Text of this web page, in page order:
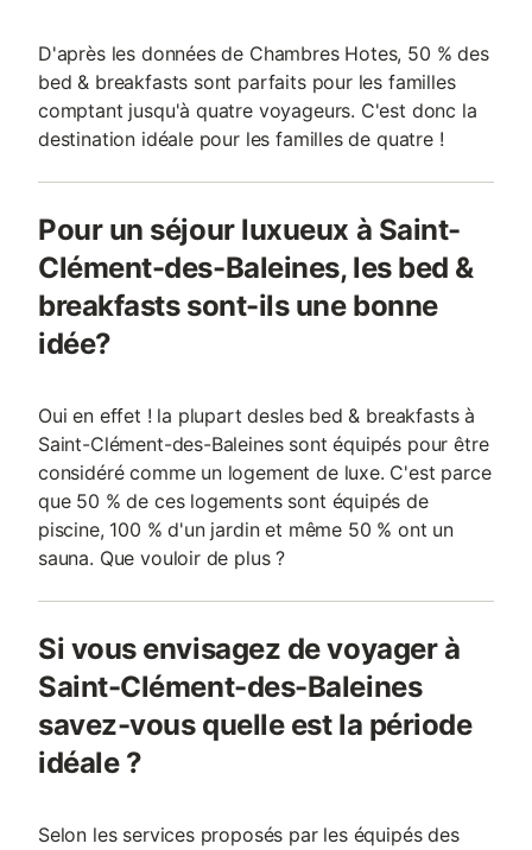
D'après les données de Chambres Hotes, 50 % des
bed & breakfasts sont parfaits pour les familles
comptant jusqu'à quatre voyageurs. C'est donc la
destination idéale pour les familles de quatre !
Pour un séjour luxueux à Saint-
Clément-des-Baleines, les bed &
breakfasts sont-ils une bonne
idée?
Oui en effet ! la plupart desles bed & breakfasts à
Saint-Clément-des-Baleines sont équipés pour être
considéré comme un logement de luxe. C'est parce
que 50 % de ces logements sont équipés de
piscine, 100 % d'un jardin et même 50 % ont un
sauna. Que vouloir de plus ?
Si vous envisagez de voyager à
Saint-Clément-des-Baleines
savez-vous quelle est la période
idéale ?
Selon les services proposés par les équipés des